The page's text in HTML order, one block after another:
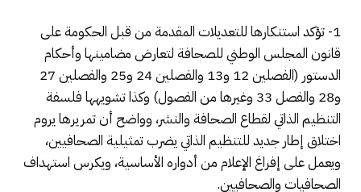
1- تؤكد استنكارها للتعديلات المقدمة من قبل الحكومة على
قانون المجلس الوطني للصحافة لتعارض مضامينها وأحكام
الدستور (الفصلين 12 و13 والفصلين 24 و25 والفصلين 27
و28 والفصل 33 وغيرها من الفصول) وكذا تشويهها فلسفة
التنظيم الذاتي لقطاع الصحافة والنشر، وواضح أن تمريرها يروم
اختلاق إطار جديد للتنظيم الذاتي يضرب تمثيلية الصحافيين،
ويعمل على إفراغ الإعلام من أدواره الأساسية، ويكرس استهداف
الصحافيات والصحافيين.